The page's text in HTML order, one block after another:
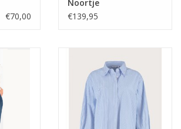
€70,00
Noortje
€139,95